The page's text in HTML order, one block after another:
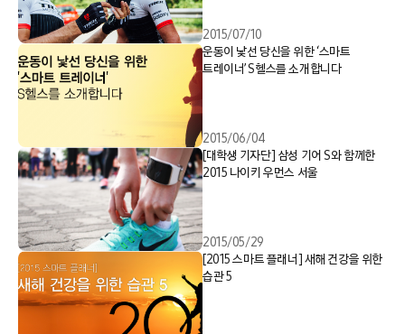
2015/07/10
운동이 낯선 당신을 위한 ‘스마트
트레이너’ S헬스를 소개합니다
2015/06/04
[대학생 기자단] 삼성 기어 S와 함께한
2015 나이키 우먼스 서울
2015/05/29
[2015 스마트 플래너] 새해 건강을 위한
습관 5